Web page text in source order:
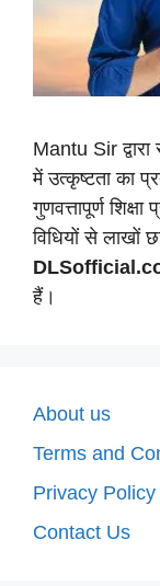
Mantu Sir
में उत्कृष्टता का
गुणवत्तापूर्ण
विधियों से लाखों
हैं।
About us
Terms and
Privacy Policy
Contact Us